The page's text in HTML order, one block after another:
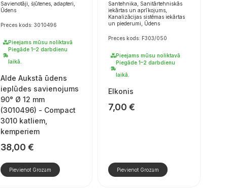
Savienotāji, šļūtenes, adapteri,
Ūdens
Preces kods: 3010496
Pieejams mūsu noliktavā
Piegāde 1–2 darbdienu
laikā.
Alde Aukstā ūdens
ieplūdes savienojums
90° Ø 12 mm
(3010496) - Compact
3010 katliem,
kemperiem
38,00 €
Pievienot Grozam
Santehnika, Sanitārtehniskās
iekārtas un aprīkojums,
Kanalizācijas sistēmas iekārtas
un piederumi, Ūdens
Preces kods: F303/050
Pieejams mūsu noliktavā
Piegāde 1–2 darbdienu
laikā.
Elkonis
7,00€
Pievienot Grozam